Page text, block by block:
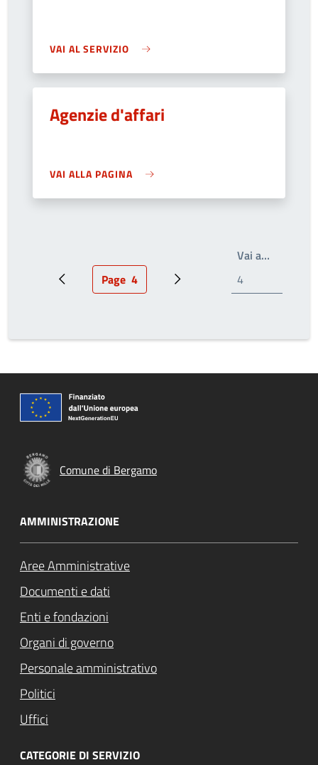
VAI AL SERVIZIO
Agenzie d'affari
VAI ALLA PAGINA
Pagina precedentePagina attuale
Page 4 Prossima pagina
Vai a…Write the
Comune di Bergamo
AMMINISTRAZIONE
Aree Amministrative
Documenti e dati
Enti e fondazioni
Organi di governo
Personale amministrativo
Politici
Uffici
CATEGORIE DI SERVIZIO